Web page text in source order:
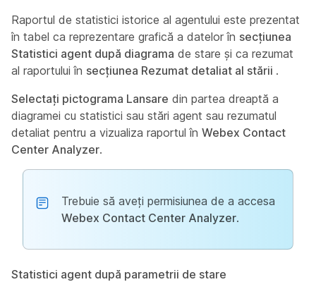
Raportul de statistici istorice al agentului este prezentat
în tabel ca reprezentare grafică a datelor în secțiunea
Statistici agent după diagrama de stare și ca rezumat
al raportului în secțiunea Rezumat detaliat al stării .
Selectați pictograma Lansare din partea dreaptă a
diagramei cu statistici sau stări agent sau rezumatul
detaliat pentru a vizualiza raportul în Webex Contact
Center Analyzer.
Trebuie să aveți permisiunea de a accesa
Webex Contact Center Analyzer.
Statistici agent după parametrii de stare